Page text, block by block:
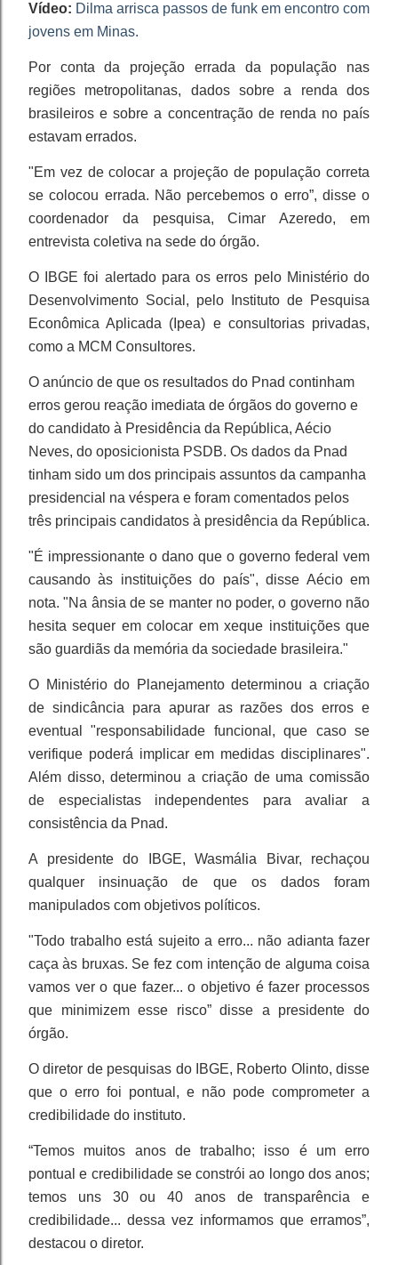
Vídeo: Dilma arrisca passos de funk em encontro com
jovens em Minas.
Por conta da projeção errada da população nas
regiões metropolitanas, dados sobre a renda dos
brasileiros e sobre a concentração de renda no país
estavam errados.
"Em vez de colocar a projeção de população correta
se colocou errada. Não percebemos o erro”, disse o
coordenador da pesquisa, Cimar Azeredo, em
entrevista coletiva na sede do órgão.
O IBGE foi alertado para os erros pelo Ministério do
Desenvolvimento Social, pelo Instituto de Pesquisa
Econômica Aplicada (Ipea) e consultorias privadas,
como a MCM Consultores.
O anúncio de que os resultados do Pnad continham
erros gerou reação imediata de órgãos do governo e
do candidato à Presidência da República, Aécio
Neves, do oposicionista PSDB. Os dados da Pnad
tinham sido um dos principais assuntos da campanha
presidencial na véspera e foram comentados pelos
três principais candidatos à presidência da República.
"É impressionante o dano que o governo federal vem
causando às instituições do país", disse Aécio em
nota. "Na ânsia de se manter no poder, o governo não
hesita sequer em colocar em xeque instituições que
são guardiãs da memória da sociedade brasileira."
O Ministério do Planejamento determinou a criação
de sindicância para apurar as razões dos erros e
eventual "responsabilidade funcional, que caso se
verifique poderá implicar em medidas disciplinares".
Além disso, determinou a criação de uma comissão
de especialistas independentes para avaliar a
consistência da Pnad.
A presidente do IBGE, Wasmália Bivar, rechaçou
qualquer insinuação de que os dados foram
manipulados com objetivos políticos.
"Todo trabalho está sujeito a erro... não adianta fazer
caça às bruxas. Se fez com intenção de alguma coisa
vamos ver o que fazer... o objetivo é fazer processos
que minimizem esse risco” disse a presidente do
órgão.
O diretor de pesquisas do IBGE, Roberto Olinto, disse
que o erro foi pontual, e não pode comprometer a
credibilidade do instituto.
“Temos muitos anos de trabalho; isso é um erro
pontual e credibilidade se constrói ao longo dos anos;
temos uns 30 ou 40 anos de transparência e
credibilidade... dessa vez informamos que erramos”,
destacou o diretor.